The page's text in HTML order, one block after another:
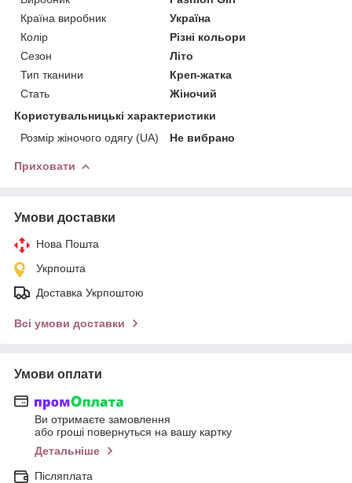
Країна виробник
Україна
Колір
Різні кольори
Сезон
Літо
Тип тканини
Креп-жатка
Стать
Жіночий
Користувальницькі характеристики
Розмір жіночого одягу (UA)
Не вибрано
Приховати
Умови доставки
Нова Пошта
Укрпошта
Доставка Укрпоштою
Всі умови доставки
Умови оплати
Ви отримаєте замовлення
або гроші повернуться на вашу картку
Детальніше
Післяплата